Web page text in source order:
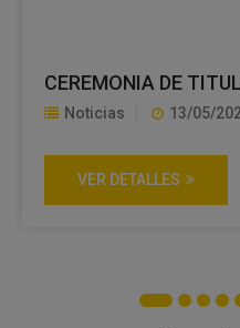
CEREMONIA DE
Noticias 13/05/
VER DETALLES